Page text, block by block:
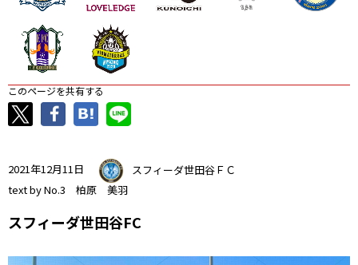
このページを共有する
2021年12月11日
スフィーダ世田谷ＦＣ
text by No.3 柏原 美羽
スフィーダ世田谷FC